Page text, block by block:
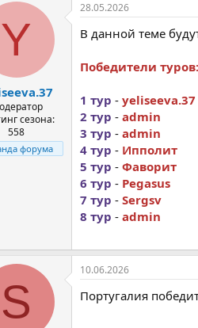
а
ч
а
л
Y
сезона:
558
форума
28.05.2026
В данной теме
Победители туров:
1 тур - yeliseeva.37
2 тур - admin
3 тур - admin
4 тур - Ипполит
5 тур - Фаворит
6 тур - Pegasus
7 тур - Sergsv
8 тур - admin
S
10.06.2026
Португалия